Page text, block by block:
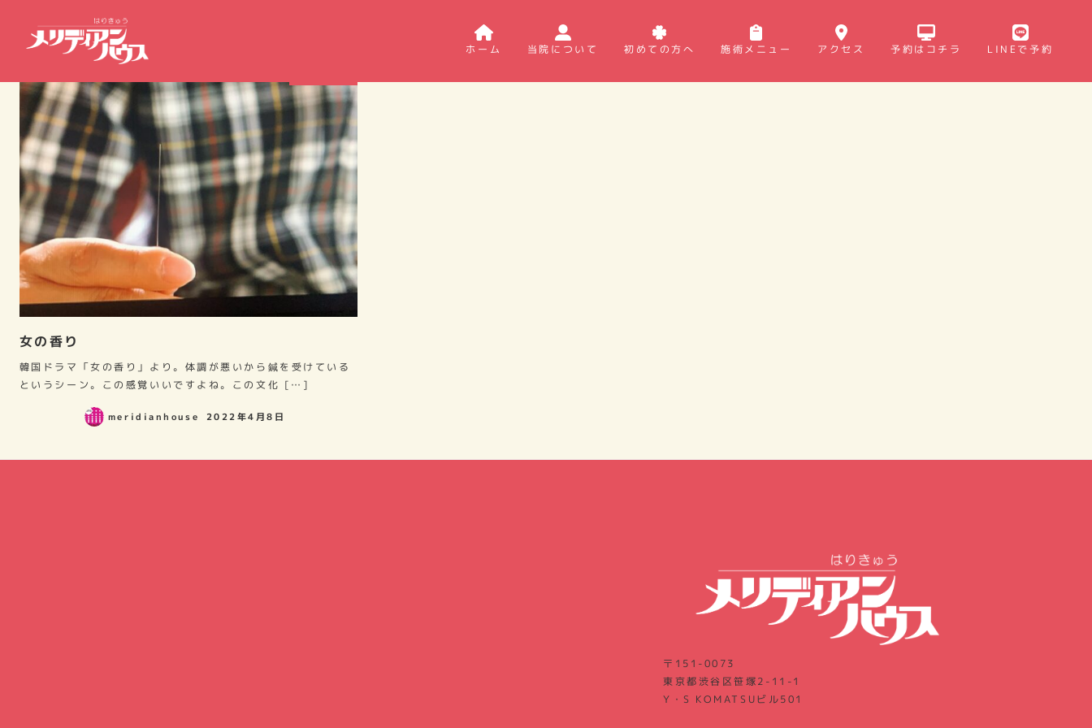
ホーム 当院について 初めての方へ 施術メニュー アクセス 予約はコチラ LINEで予約
女の香り
韓国ドラマ「女の香り」より。体調が悪いから鍼を受けている
というシーン。この感覚いいですよね。この文化 […]
meridianhouse 2022年4月8日
〒151-0073
東京都渋谷区笹塚2-11-1
Y・S KOMATSUビル501